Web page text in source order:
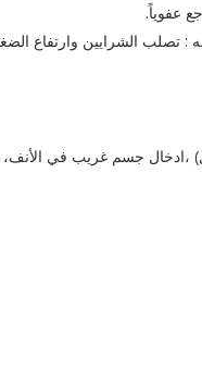
عفوياً.
: تصلب الشرايين وارتفاع
،ادخال جسم غريب في